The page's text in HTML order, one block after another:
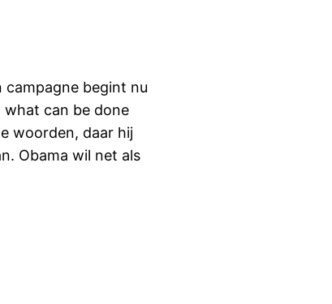
campagne begint nu
what can be done
woorden, daar hij
Obama wil net als